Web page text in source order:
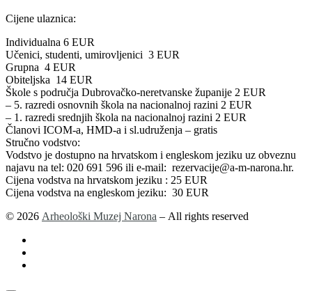
Cijene ulaznica:
Individualna 6 EUR
Učenici, studenti, umirovljenici 3 EUR
Grupna 4 EUR
Obiteljska 14 EUR
Škole s područja Dubrovačko-neretvanske županije 2 EUR
– 5. razredi osnovnih škola na nacionalnoj razini 2 EUR
– 1. razredi srednjih škola na nacionalnoj razini 2 EUR
Članovi ICOM-a, HMD-a i sl.udruženja – gratis
Stručno vodstvo:
Vodstvo je dostupno na hrvatskom i engleskom jeziku uz obveznu
najavu na tel: 020 691 596 ili e-mail: rezervacije@a-m-narona.hr.
Cijena vodstva na hrvatskom jeziku : 25 EUR
Cijena vodstva na engleskom jeziku: 30 EUR
© 2026 Arheološki Muzej Narona – All rights reserved